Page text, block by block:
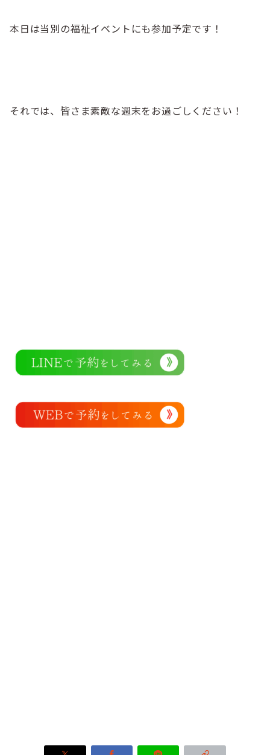
本日は当別の福祉イベントにも参加予定です！
それでは、皆さま素敵な週末をお過ごしください！